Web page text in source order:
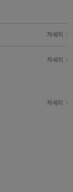
자세히
자세히
자세히